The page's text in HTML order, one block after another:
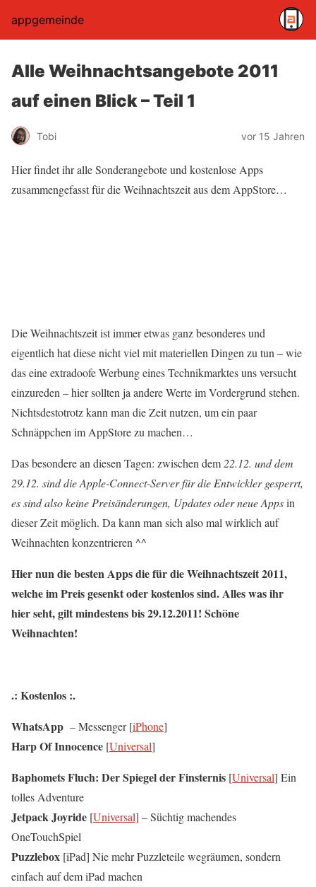
appgemeinde
Alle Weihnachtsangebote 2011
auf einen Blick – Teil 1
Tobi vor 15 Jahren
Hier findet ihr alle Sonderangebote und kostenlose Apps
zusammengefasst für die Weihnachtszeit aus dem AppStore…
Die Weihnachtszeit ist immer etwas ganz besonderes und
eigentlich hat diese nicht viel mit materiellen Dingen zu tun – wie
das eine extradoofe Werbung eines Technikmarktes uns versucht
einzureden – hier sollten ja andere Werte im Vordergrund stehen.
Nichtsdestotrotz kann man die Zeit nutzen, um ein paar
Schnäppchen im AppStore zu machen…
Das besondere an diesen Tagen: zwischen dem 22.12. und dem
29.12. sind die Apple-Connect-Server für die Entwickler gesperrt,
es sind also keine Preisänderungen, Updates oder neue Appsin
dieser Zeit möglich. Da kann man sich also mal wirklich auf
Weihnachten konzentrieren ^^
Hier nun die besten Apps die für die Weihnachtszeit 2011,
welche im Preis gesenkt oder kostenlos sind.Alles was ihr
hier seht, gilt mindestens bis 29.12.2011! Schöne
Weihnachten!
.: Kostenlos :.
WhatsApp – Messenger [iPhone]
Harp Of Innocence [Universal]
Baphomets Fluch: Der Spiegel der Finsternis [Universal] Ein
tolles Adventure
Jetpack Joyride [Universal] – Süchtig machendes
OneTouchSpiel
Puzzlebox [iPad] Nie mehr Puzzleteile wegräumen, sondern
einfach auf dem iPad machen